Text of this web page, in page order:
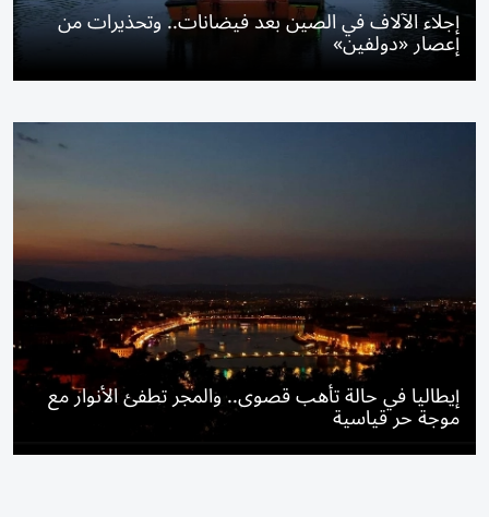
إجلاء الآلاف في الصين بعد فيضانات.. وتحذيرات من
إعصار «دولفين»
إيطاليا في حالة تأهب قصوى.. والمجر تطفئ الأنوار مع
موجة حر قياسية